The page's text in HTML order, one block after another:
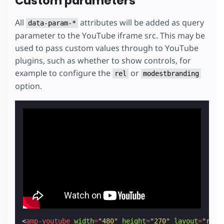
All data-param-* attributes will be added as query
parameter to the YouTube iframe src. This may be
used to pass custom values through to YouTube
plugins, such as whether to show controls, for
example to configure the
rel or modestbranding
option.
<amp-youtube width="480" height="270" layout=